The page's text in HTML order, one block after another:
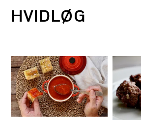
HVIDLØG